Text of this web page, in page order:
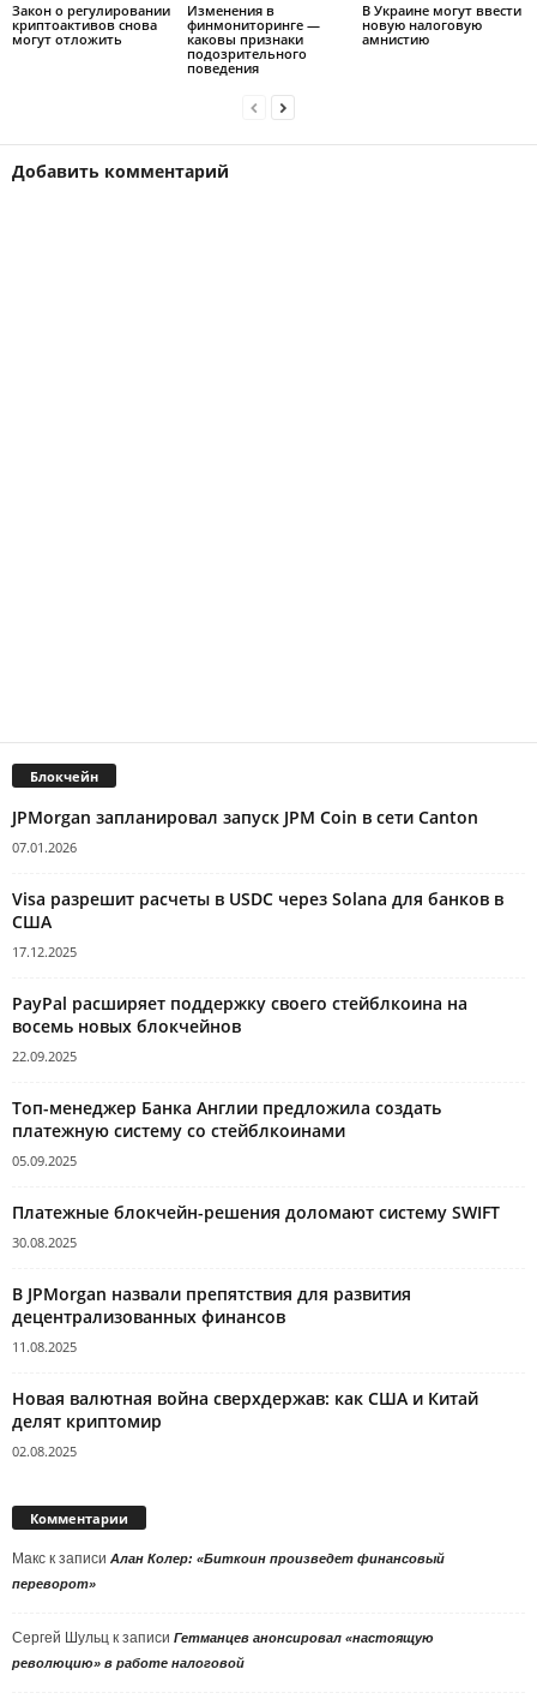
Закон о регулировании
криптоактивов снова
могут отложить
Изменения в
финмониторинге —
каковы признаки
подозрительного
поведения
В Украине могут ввести
новую налоговую
амнистию
Добавить комментарий
Блокчейн
JPMorgan запланировал запуск JPM Coin в сети Canton
07.01.2026
Visa разрешит расчеты в USDC через Solana для банков в
США
17.12.2025
PayPal расширяет поддержку своего стейблкоина на
восемь новых блокчейнов
22.09.2025
Топ-менеджер Банка Англии предложила создать
платежную систему со стейблкоинами
05.09.2025
Платежные блокчейн-решения доломают систему SWIFT
30.08.2025
В JPMorgan назвали препятствия для развития
децентрализованных финансов
11.08.2025
Новая валютная война сверхдержав: как США и Китай
делят криптомир
02.08.2025
Комментарии
Макс к записи Алан Колер: «Биткоин произведет финансовый
переворот»
Сергей Шульц к записи Гетманцев анонсировал «настоящую
революцию» в работе налоговой